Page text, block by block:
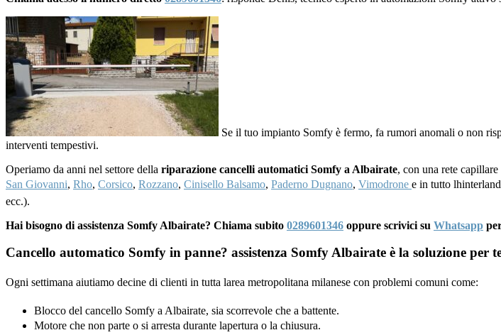
Se il tuo impianto Somfy è fermo, fa rumori anomali o non
interventi tempestivi.
Operiamo da anni nel settore della riparazione cancelli automatici Somfy a Albairate, con una rete
San Giovanni, Rho, Corsico, Rozzano, Cinisello Balsamo, Paderno Dugnano, Vimodrone e in tutto
ecc.).
Hai bisogno di assistenza Somfy Albairate? Chiama subito 0289601346 oppure scrivici su Whatsapp
Cancello automatico Somfy in panne? assistenza Somfy Albairate è la soluzione per
Ogni settimana aiutiamo decine di clienti in tutta larea metropolitana milanese con problemi comuni come:
Blocco del cancello Somfy a Albairate, sia scorrevole che a battente.
Motore che non parte o si arresta durante lapertura o la chiusura.